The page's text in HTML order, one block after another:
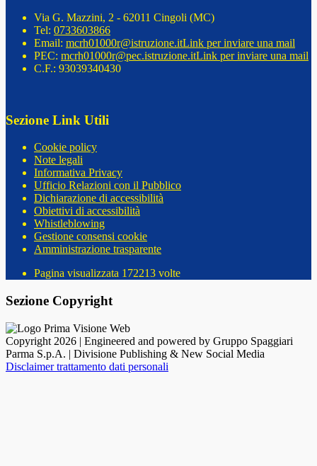
Via G. Mazzini, 2 - 62011 Cingoli (MC)
Tel: 0733603866
Email: mcrh01000r@istruzione.itLink per inviare una mail
PEC: mcrh01000r@pec.istruzione.itLink per inviare una mail
C.F.: 93039340430
Sezione Link Utili
Cookie policy
Note legali
Informativa Privacy
Ufficio Relazioni con il Pubblico
Dichiarazione di accessibilità
Obiettivi di accessibilità
Whistleblowing
Gestione consensi cookie
Amministrazione trasparente
Pagina visualizzata 172213 volte
Sezione Copyright
Copyright 2026 | Engineered and powered by Gruppo Spaggiari
Parma S.p.A. | Divisione Publishing & New Social Media
Disclaimer trattamento dati personali